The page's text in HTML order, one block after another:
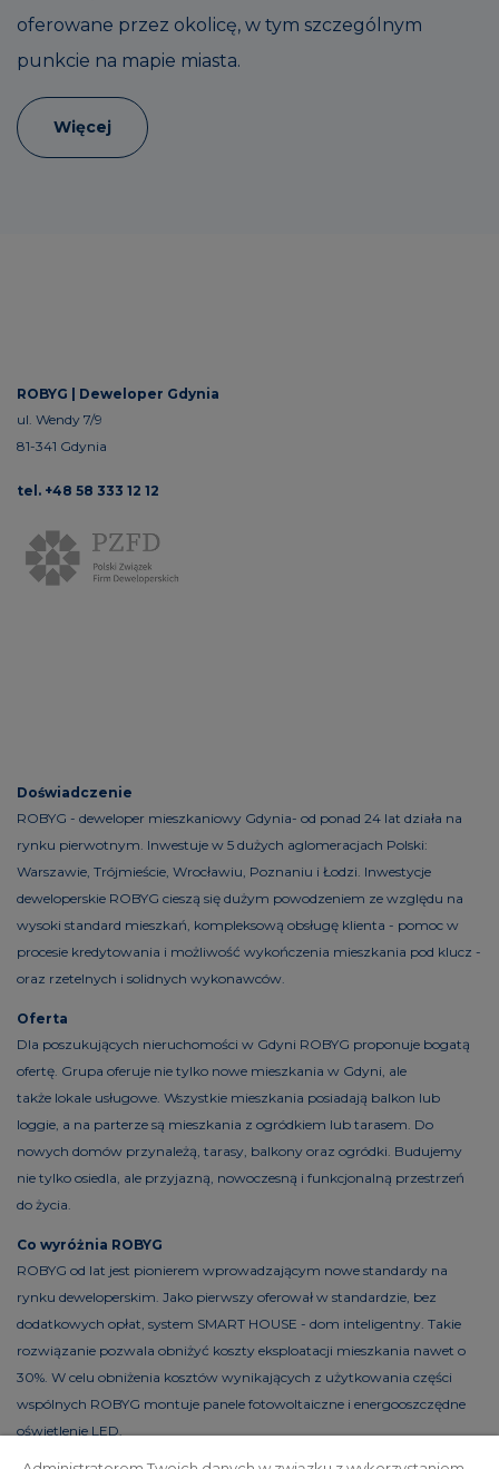
oferowane przez okolicę, w tym szczególnym
punkcie na mapie miasta.
Więcej
ROBYG | Deweloper Gdynia
ul. Wendy 7/9
81-341 Gdynia
tel. +48 58 333 12 12
Doświadczenie
ROBYG - deweloper mieszkaniowy Gdynia- od ponad 24 lat działa na
rynku pierwotnym. Inwestuje w 5 dużych aglomeracjach Polski:
Warszawie, Trójmieście, Wrocławiu, Poznaniu i Łodzi. Inwestycje
deweloperskie ROBYG cieszą się dużym powodzeniem ze względu na
wysoki standard mieszkań, kompleksową obsługę klienta - pomoc w
procesie kredytowania i możliwość wykończenia mieszkania pod klucz -
oraz rzetelnych i solidnych wykonawców.
Oferta
Dla poszukujących nieruchomości w Gdyni ROBYG proponuje bogatą
ofertę. Grupa oferuje nie tylko nowe mieszkania w Gdyni, ale
także lokale usługowe. Wszystkie mieszkania posiadają balkon lub
loggie, a na parterze są mieszkania z ogródkiem lub tarasem. Do
nowych domów przynależą, tarasy, balkony oraz ogródki. Budujemy
nie tylko osiedla, ale przyjazną, nowoczesną i funkcjonalną przestrzeń
do życia.
Co wyróżnia ROBYG
ROBYG od lat jest pionierem wprowadzającym nowe standardy na
rynku deweloperskim. Jako pierwszy oferował w standardzie, bez
dodatkowych opłat, system SMART HOUSE - dom inteligentny. Takie
rozwiązanie pozwala obniżyć koszty eksploatacji mieszkania nawet o
30%. W celu obniżenia kosztów wynikających z użytkowania części
wspólnych ROBYG montuje panele fotowoltaiczne i energooszczędne
oświetlenie LED.